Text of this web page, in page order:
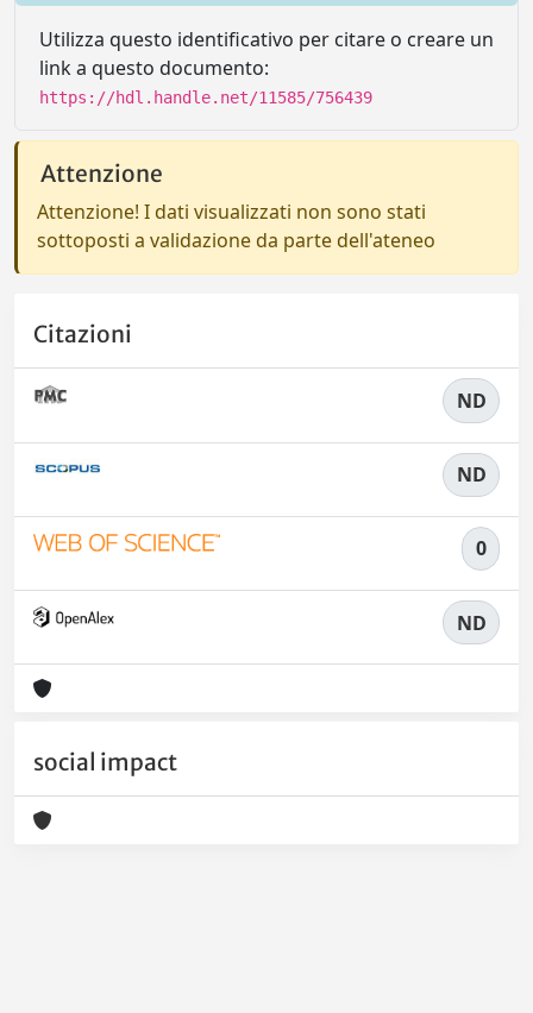
Utilizza questo identificativo per citare o creare un
link a questo documento:
https://hdl.handle.net/11585/756439
Attenzione
Attenzione! I dati visualizzati non sono stati
sottoposti a validazione da parte dell'ateneo
Citazioni
ND
ND
0
ND
social impact